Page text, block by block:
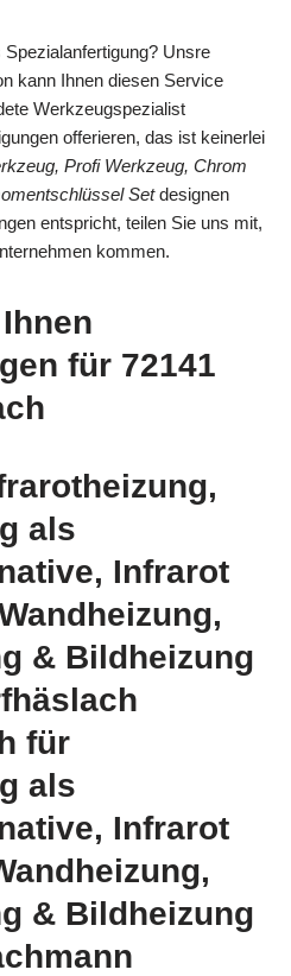
Unsre
kann Ihnen diesen Service
Werkzeugspezialist
offerieren, das ist keinerlei
Profi Werkzeug, Chrom
Setdesignen
entspricht, teilen Sie uns mit,
kommen.
für 72141
als
Infrarot
& Bildheizung
für
als
Infrarot
& Bildheizung